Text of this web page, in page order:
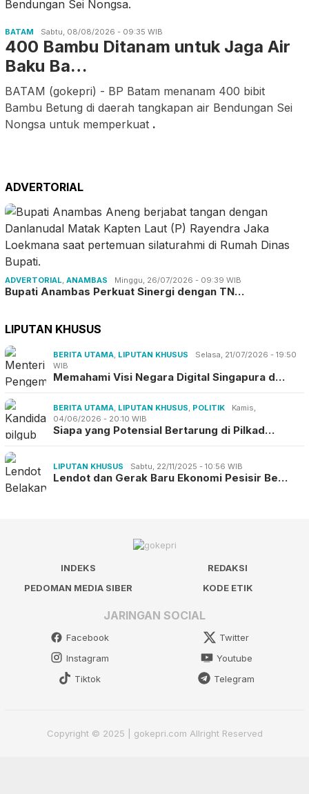
BATAM Sabtu, 08/08/2026 - 09:35 WIB
400 Bambu Ditanam untuk Jaga Air
Baku Ba…
BATAM (gokepri) - BP Batam menanam 400 bibit
Bambu Betung di daerah tangkapan air Bendungan Sei
Nongsa untuk memperkuat .
ADVERTORIAL
ADVERTORIAL, ANAMBAS Minggu, 26/07/2026 - 09:39 WIB
Bupati Anambas Perkuat Sinergi dengan TN…
LIPUTAN KHUSUS
BERITA UTAMA, LIPUTAN KHUSUS
Selasa, 21/07/2026 - 19:50
WIB
Memahami Visi Negara Digital Singapura d…
BERITA UTAMA, LIPUTAN KHUSUS, POLITIK
Kamis,
04/06/2026 - 20:10 WIB
Siapa yang Potensial Bertarung di Pilkad…
LIPUTAN KHUSUS Sabtu, 22/11/2025 - 10:56 WIB
Lendot dan Gerak Baru Ekonomi Pesisir Be…
INDEKS
REDAKSI
PEDOMAN MEDIA SIBER
KODE ETIK
JARINGAN SOCIAL
Facebook
Twitter
Instagram
Youtube
Tiktok
Telegram
Copyright © 2025 | gokepri.com Allright Reserved